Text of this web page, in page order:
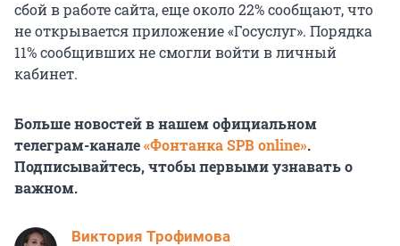
сбой в работе сайта, еще около 22% сообщают, что
не открывается приложение «Госуслуг». Порядка
11% сообщивших не смогли войти в личный
кабинет.
Больше новостей в нашем официальном
телеграм-канале«Фонтанка SPB online».
Подписывайтесь, чтобы первыми узнавать о
важном.
Виктория Трофимова